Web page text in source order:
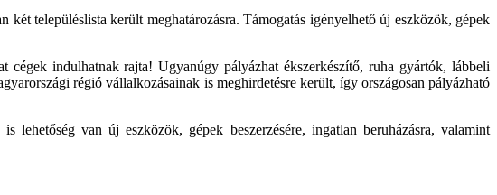
két településlista került meghatározásra. Támogatás igényelhető új eszközök, gépek
indulhatnak rajta! Ugyanúgy pályázhat ékszerkészítő, ruha gyártók, lábbeli
régió vállalkozásainak is meghirdetésre került, így országosan pályázható
is lehetőség van új eszközök, gépek beszerzésére, ingatlan beruházásra, valamint